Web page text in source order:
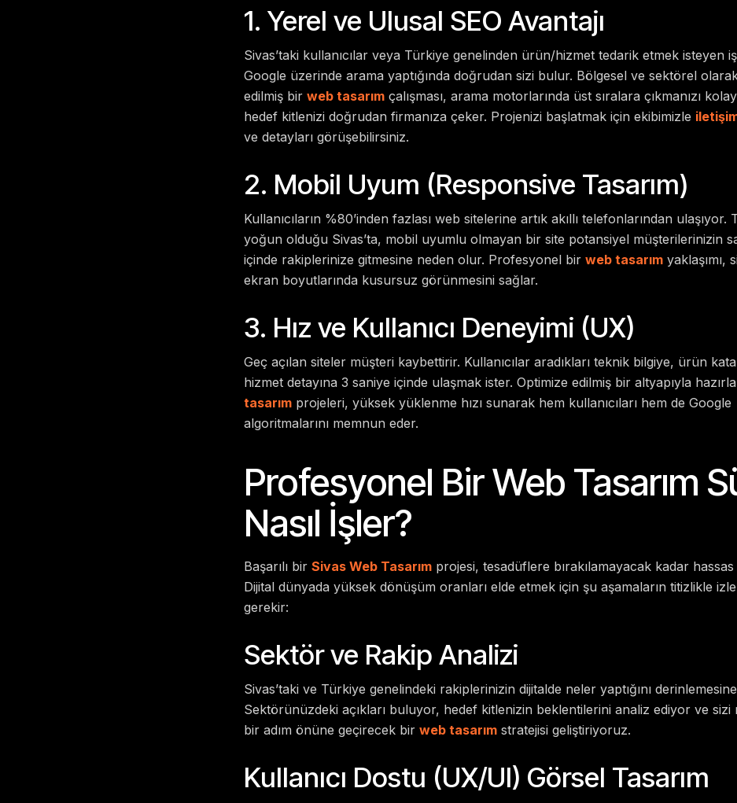
1. Yerel ve Ulusal SEO Avantajı
Sivas’taki kullanıcılar veya Türkiye genelinden ürün/hizmet tedarik etmek isteyen
Google üzerinde arama yaptığında doğrudan sizi bulur. Bölgesel ve sektörel
edilmiş bir web tasarımçalışması, arama motorlarında üst sıralara çıkmanızı
hedef kitlenizi doğrudan firmanıza çeker. Projenizi başlatmak için ekibimizle
ve detayları görüşebilirsiniz.
2. Mobil Uyum (Responsive Tasarım)
Kullanıcıların %80’inden fazlası web sitelerine artık akıllı telefonlarından ulaşıyor.
yoğun olduğu Sivas’ta, mobil uyumlu olmayan bir site potansiyel müşterilerinizin
içinde rakiplerinize gitmesine neden olur. Profesyonel bir web tasarımyaklaşımı,
ekran boyutlarında kusursuz görünmesini sağlar.
3. Hız ve Kullanıcı Deneyimi (UX)
Geç açılan siteler müşteri kaybettirir. Kullanıcılar aradıkları teknik bilgiye, ürün
hizmet detayına 3 saniye içinde ulaşmak ister. Optimize edilmiş bir altyapıyla
tasarımprojeleri, yüksek yüklenme hızı sunarak hem kullanıcıları hem de Google
algoritmalarını memnun eder.
Profesyonel Bir Web Tasarım
Nasıl İşler?
Başarılı bir Sivas Web Tasarımprojesi, tesadüflere bırakılamayacak kadar
Dijital dünyada yüksek dönüşüm oranları elde etmek için şu aşamaların titizlikle
gerekir:
Sektör ve Rakip Analizi
Sivas’taki ve Türkiye genelindeki rakiplerinizin dijitalde neler yaptığını
Sektörünüzdeki açıkları buluyor, hedef kitlenizin beklentilerini analiz ediyor ve sizi
bir adım önüne geçirecek bir web tasarımstratejisi geliştiriyoruz.
Kullanıcı Dostu (UX/UI) Görsel Tasarım